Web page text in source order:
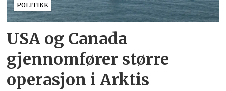
POLITIKK
USA og Canada
gjennomfører større
operasjon i Arktis